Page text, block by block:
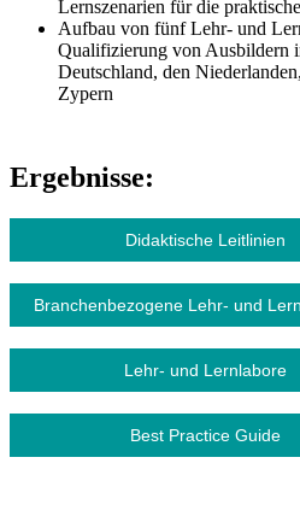
Lernszenarien für die
Aufbau von fünf Lehr- und
Qualifizierung von Ausbildern
Deutschland, den
Zypern
Ergebnisse:
Didaktische Leitlinien
Branchenbezogene Lehr- und
Lehr- und Lernlabore
Best Practice Guide